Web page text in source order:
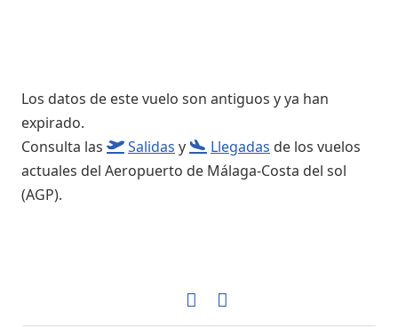
Los datos de este vuelo son antiguos y ya han
expirado.
Consulta las
Salidas y Llegadas de los vuelos
actuales del Aeropuerto de Málaga-Costa del sol
(AGP).